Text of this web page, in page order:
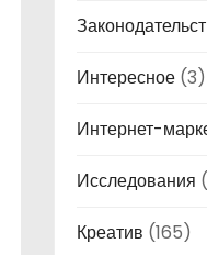
Интересное (3)
Интернет-
Исследования
Креатив (165)